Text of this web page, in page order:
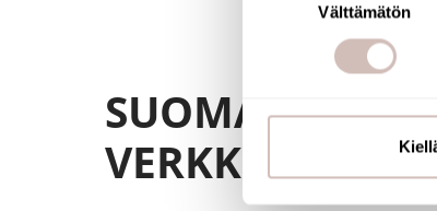
Lue lisää siitä, miten
suostumustasi tai
ja kävijämäärämme
kumppaneillemme
Välttämätön
SUOMALAINEN